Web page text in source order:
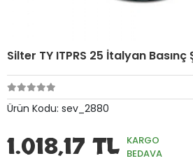
Silter TY ITPRS 25 İtalyan
Ürün Kodu: sev_2880
1.018,17 TL KARGO
BEDAVA